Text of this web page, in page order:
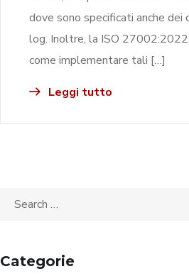
dove sono specificati anche
log. Inoltre, la ISO 27002:2022
come implementare tali […]
Leggi tutto
Categorie